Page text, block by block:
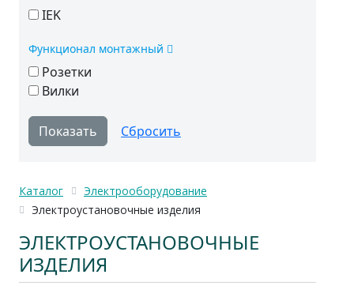
IEK
Функционал монтажный
Розетки
Вилки
Каталог
Электрооборудование
Электроустановочные изделия
ЭЛЕКТРОУСТАНОВОЧНЫЕ
ИЗДЕЛИЯ